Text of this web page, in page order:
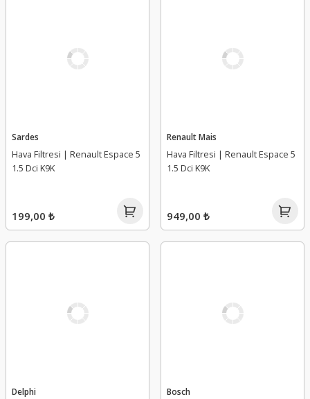
Sardes
Hava Filtresi | Renault Espace 5
1.5 Dci K9K
199,00 ₺
Renault Mais
Hava Filtresi | Renault Espace 5
1.5 Dci K9K
949,00 ₺
Delphi Bosch